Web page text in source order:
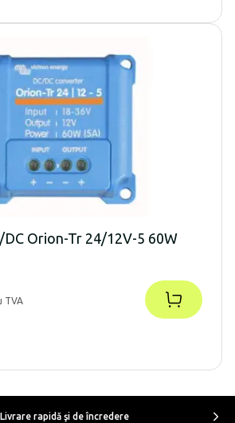
Orion-Tr 24/12V-5 60W
TVA
Livrare rapidă şi de încredere